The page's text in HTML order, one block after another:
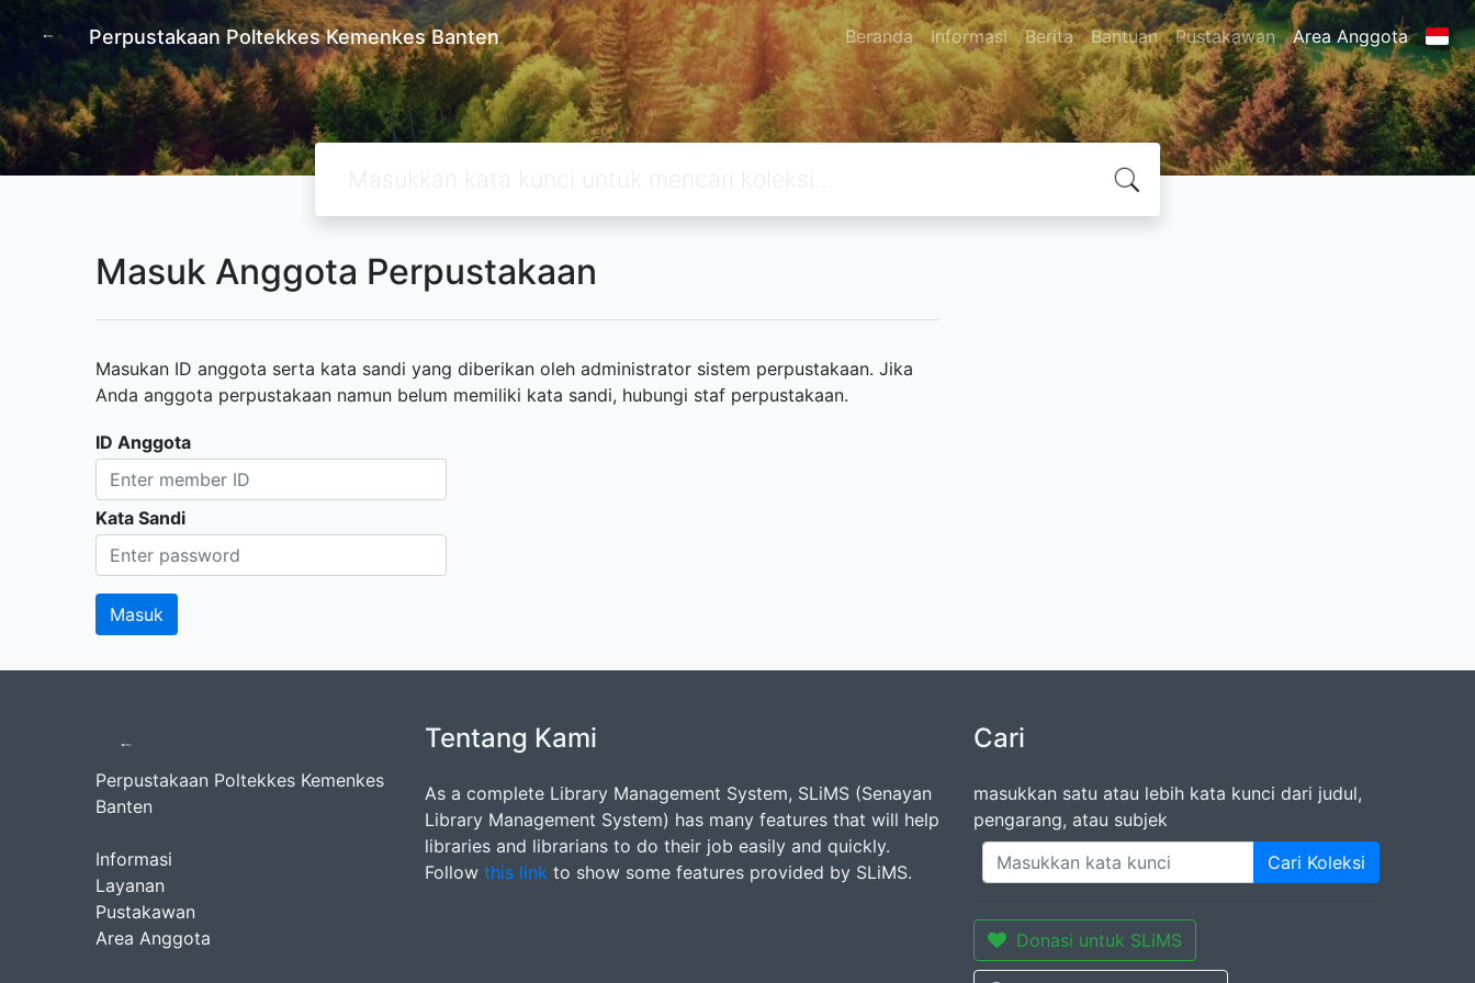
Perpustakaan Poltekkes Kemenkes Banten Beranda Informasi Berita Bantuan Pustakawan Area Anggota
Masuk Anggota Perpustakaan
Masukan ID anggota serta kata sandi yang diberikan oleh administrator sistem perpustakaan. Jika
Anda anggota perpustakaan namun belum memiliki kata sandi, hubungi staf perpustakaan.
ID Anggota
Kata Sandi
Perpustakaan Poltekkes Kemenkes
Banten
Informasi
Layanan
Pustakawan
Area Anggota
Tentang Kami
As a complete Library Management System, SLiMS (Senayan
Library Management System) has many features that will help
libraries and librarians to do their job easily and quickly.
Follow this link to show some features provided by SLiMS.
Cari
masukkan satu atau lebih kata kunci dari judul,
pengarang, atau subjek
Cari Koleksi
Donasi untuk SLiMS